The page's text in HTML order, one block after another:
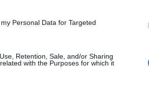
Personal Data for Targeted
Retention, Sale, and/or Sharing
with the Purposes for which it